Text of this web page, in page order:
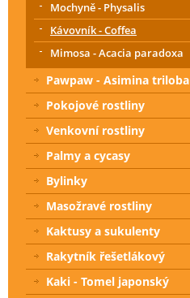
Mochyně - Physalis
Kávovník - Coffea
Mimosa - Acacia paradoxa
Pawpaw - Asimina triloba
Pokojové rostliny
Venkovní rostliny
Palmy a cycasy
Bylinky
Masožravé rostliny
Kaktusy a sukulenty
Rakytník řešetlákový
Kaki - Tomel japonský